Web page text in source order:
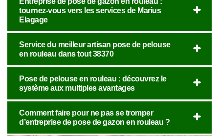
tournez-vous vers les services de Marius
Elagage
Service du meilleur artisan pose de pelouse
en rouleau dans tout 38370
Pose de pelouse en rouleau : découvrez le
système aux multiples avantages
Comment faire pour ne pas se tromper
d’entreprise de pose de gazon en rouleau ?